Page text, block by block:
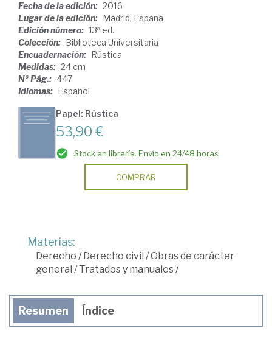
Fecha de la edición: 2016
Lugar de la edición: Madrid. España
Edición número: 13ª ed.
Colección: Biblioteca Universitaria
Encuadernación: Rústica
Medidas: 24 cm
Nº Pág.: 447
Idiomas: Español
Papel: Rústica
53,90 €
Stock en librería. Envío en 24/48 horas
COMPRAR
Materias:
Derecho / Derecho civil /Obras de carácter
general /Tratados y manuales/
Resumen Índice